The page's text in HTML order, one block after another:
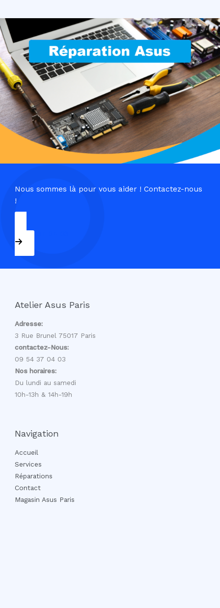
Nous sommes là pour vous aider ! Contactez-nous
!
09 54 37 04 03
Atelier Asus Paris
Adresse:
3 Rue Brunel 75017 Paris
contactez-Nous:
09 54 37 04 03
Nos horaires:
Du lundi au samedi
10h-13h & 14h-19h
Navigation
Accueil
Services
Réparations
Contact
Magasin Asus Paris